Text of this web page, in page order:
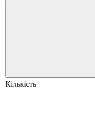
Кількість